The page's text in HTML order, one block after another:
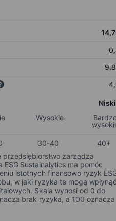
Wysokie
30-40
40+
przedsiębiorstwo zarządza
Sustainalytics ma pomóc
istotnych finansowo ryzyk
w jaki ryzyka te mogą wpłynąć
Skala wynosi od 0 do
brak ryzyka, a 100 oznacza